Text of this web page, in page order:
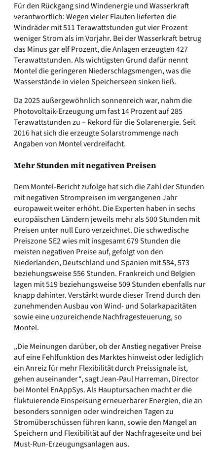
Für den Rückgang sind Windenergie und Wasserkraft
verantwortlich: Wegen vieler Flauten lieferten die
Windräder mit 511 Terawattstunden gut vier Prozent
weniger Strom als im Vorjahr. Bei der Wasserkraft betrug
das Minus gar elf Prozent, die Anlagen erzeugten 427
Terawattstunden. Als wichtigsten Grund dafür nennt
Montel die geringeren Niederschlagsmengen, was die
Wasserstände in vielen Speicherseen sinken ließ.
Da 2025 außergewöhnlich sonnenreich war, nahm die
Photovoltaik-Erzeugung um fast 14 Prozent auf 285
Terawattstunden zu – Rekord für die Solarenergie. Seit
2016 hat sich die erzeugte Solarstrommenge nach
Angaben von Montel verdreifacht.
Mehr Stunden mit negativen Preisen
Dem Montel-Bericht zufolge hat sich die Zahl der Stunden
mit negativen Strompreisen im vergangenen Jahr
europaweit weiter erhöht. Die Experten haben in sechs
europäischen Ländern jeweils mehr als 500 Stunden mit
Preisen unter null Euro verzeichnet. Die schwedische
Preiszone SE2 wies mit insgesamt 679 Stunden die
meisten negativen Preise auf, gefolgt von den
Niederlanden, Deutschland und Spanien mit 584, 573
beziehungsweise 556 Stunden. Frankreich und Belgien
lagen mit 519 beziehungsweise 509 Stunden ebenfalls nur
knapp dahinter. Verstärkt wurde dieser Trend durch den
zunehmenden Ausbau von Wind- und Solarkapazitäten
sowie eine unzureichende Nachfragesteuerung, so
Montel.
„Die Meinungen darüber, ob der Anstieg negativer Preise
auf eine Fehlfunktion des Marktes hinweist oder lediglich
ein Anreiz für mehr Flexibilität durch Preissignale ist,
gehen auseinander“, sagt Jean-Paul Harreman, Director
bei Montel EnAppSys. Als Hauptursachen macht er die
fluktuierende Einspeisung erneuerbarer Energien, die an
besonders sonnigen oder windreichen Tagen zu
Stromüberschüssen führen kann, sowie den Mangel an
Speichern und Flexibilität auf der Nachfrageseite und bei
Must-Run-Erzeugungsanlagen aus.